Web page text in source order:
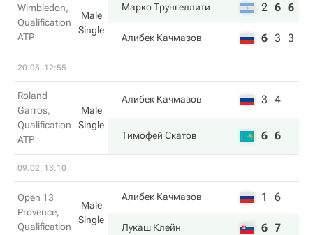
Wimbledon,
Qualification
ATP
Male
Single
Марко Трунгеллити 2 6 6
Алибек Качмазов 6 3 3
20.05, 12:55
Roland
Garros,
Qualification
ATP
Male
Single
Алибек Качмазов 3 4
Тимофей Скатов 6 6
09.02, 13:10
Open 13
Provence,
Qualification
Male
Single
Алибек Качмазов 1 6
Лукаш Клейн 6 7